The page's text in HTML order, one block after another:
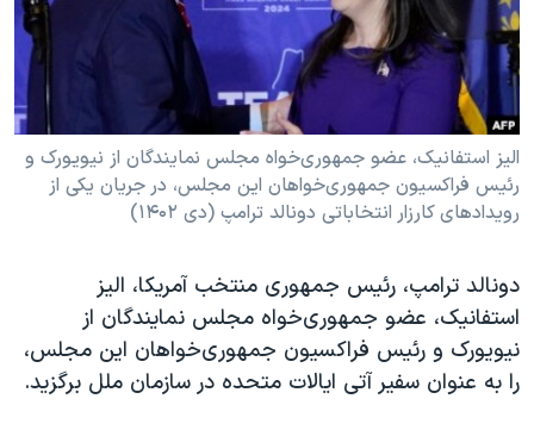
فرهنگ و زندگی
حقوق شهروندی
اقتصادی
علم و فناوری
اسرائیل در جنگ
آرشیو پخش زنده
مستندها
انتخابات ریاست جمهوری آمریکا ۲۰۲۴
حمله جمهوری اسلامی به اسرائیل
رمز مهسا
ورزش زنان در ایران
مجموعه مستندهای دادخواهی
تریبونال مردمی آبان ۹۸
دادگاه حمید نوری
دنبال کنید
زبانهای مختلف
الیز استفانیک، عضو جمهوری‌خواه مجلس نمایندگان از نیویورک و
رئیس فراکسیون جمهوری‌خواهان این مجلس، در جریان یکی از
رویدادهای کارزار انتخاباتی دونالد ترامپ (دی ۱۴۰۲)
دونالد ترامپ، رئیس جمهوری منتخب آمریکا، الیز
استفانیک، عضو جمهوری‌خواه مجلس نمایندگان از
نیویورک و رئیس فراکسیون جمهوری‌خواهان این مجلس،
را به عنوان سفیر آتی ایالات متحده در سازمان ملل برگزید.